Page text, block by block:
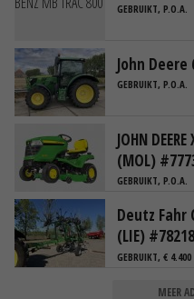
GEBRUIKT, P.O.A.
John Deere
GEBRUIKT, P.O.A.
JOHN
(MOL)
GEBRUIKT, P.O.A.
Deutz Fahr
(LIE)
GEBRUIKT, € 4.400
MEER